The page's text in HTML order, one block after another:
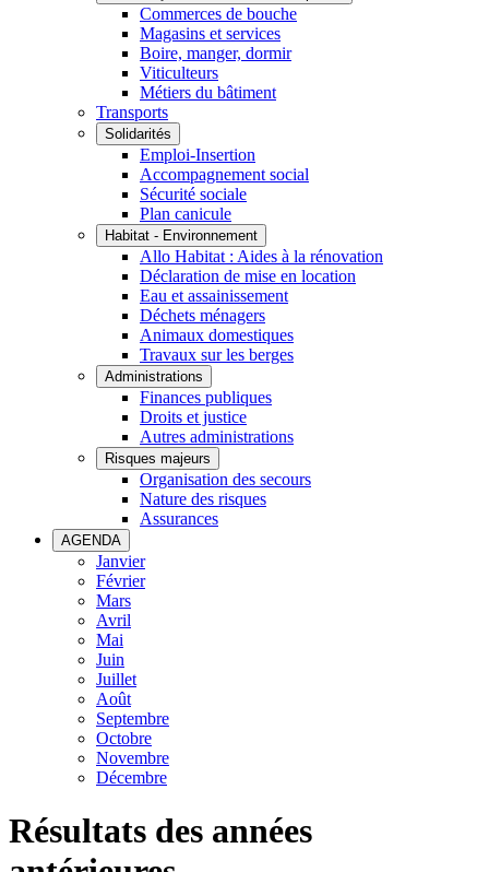
Commerces de bouche
Magasins et services
Boire, manger, dormir
Viticulteurs
Métiers du bâtiment
Transports
Solidarités
Emploi-Insertion
Accompagnement social
Sécurité sociale
Plan canicule
Habitat - Environnement
Allo Habitat : Aides à la rénovation
Déclaration de mise en location
Eau et assainissement
Déchets ménagers
Animaux domestiques
Travaux sur les berges
Administrations
Finances publiques
Droits et justice
Autres administrations
Risques majeurs
Organisation des secours
Nature des risques
Assurances
AGENDA
Janvier
Février
Mars
Avril
Mai
Juin
Juillet
Août
Septembre
Octobre
Novembre
Décembre
Résultats des années